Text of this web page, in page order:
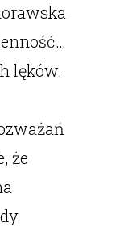
lęków.
że